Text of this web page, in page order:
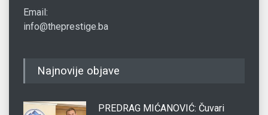
Email:
info@theprestige.ba
Najnovije objave
PREDRAG MIĆANOVIĆ: Čuvari